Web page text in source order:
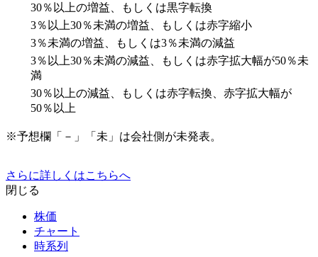
30％以上の増益、もしくは黒字転換
3％以上30％未満の増益、もしくは赤字縮小
3％未満の増益、もしくは3％未満の減益
3％以上30％未満の減益、もしくは赤字拡大幅が50％未
満
30％以上の減益、もしくは赤字転換、赤字拡大幅が
50％以上
※予想欄「－」「未」は会社側が未発表。
さらに詳しくはこちらへ
閉じる
株価
チャート
時系列